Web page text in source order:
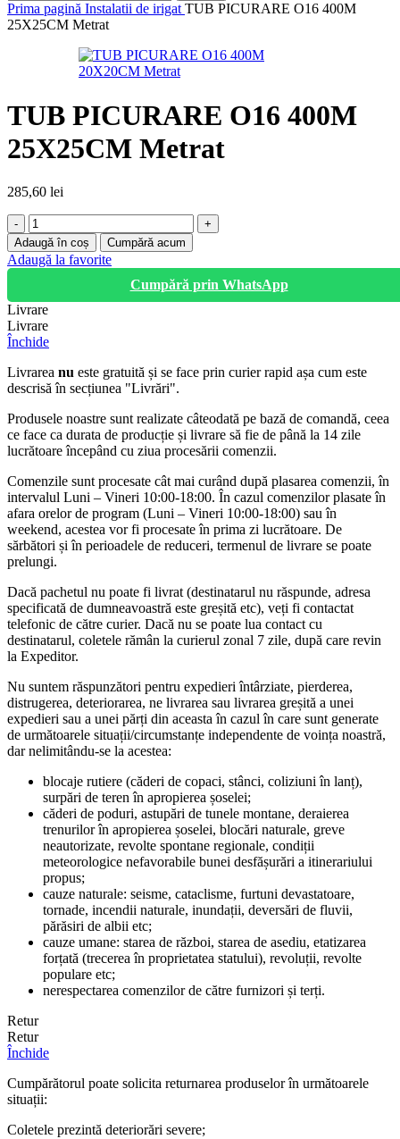
Prima pagină Instalatii de irigat TUB PICURARE O16 400M
25X25CM Metrat
TUB PICURARE O16 400M
25X25CM Metrat
285,60 lei
Cantitate
TUB
PICURARE
O16
25X25CM
Metrat
Adaugă în coș Cumpără acum
Adaugă la favorite
Cumpără prin WhatsApp
Livrare
Livrare
Închide
Livrarea nu este gratuită și se face prin curier rapid așa cum este
descrisă în secțiunea "Livrări".
Produsele noastre sunt realizate câteodată pe bază de comandă, ceea
ce face ca durata de producție și livrare să fie de până la 14 zile
lucrătoare începând cu ziua procesării comenzii.
Comenzile sunt procesate cât mai curând după plasarea comenzii, în
intervalul Luni – Vineri 10:00-18:00. În cazul comenzilor plasate în
afara orelor de program (Luni – Vineri 10:00-18:00) sau în
weekend, acestea vor fi procesate în prima zi lucrătoare. De
sărbători și în perioadele de reduceri, termenul de livrare se poate
prelungi.
Dacă pachetul nu poate fi livrat (destinatarul nu răspunde, adresa
specificată de dumneavoastră este greșită etc), veți fi contactat
telefonic de către curier. Dacă nu se poate lua contact cu
destinatarul, coletele rămân la curierul zonal 7 zile, după care revin
la Expeditor.
Nu suntem răspunzători pentru expedieri întârziate, pierderea,
distrugerea, deteriorarea, ne livrarea sau livrarea greșită a unei
expedieri sau a unei părți din aceasta în cazul în care sunt generate
de următoarele situații/circumstanțe independente de voința noastră,
dar nelimitându-se la acestea:
blocaje rutiere (căderi de copaci, stânci, coliziuni în lanț),
surpări de teren în apropierea șoselei;
căderi de poduri, astupări de tunele montane, deraierea
trenurilor în apropierea șoselei, blocări naturale, greve
neautorizate, revolte spontane regionale, condiții
meteorologice nefavorabile bunei desfășurări a itinerariului
propus;
cauze naturale: seisme, cataclisme, furtuni devastatoare,
tornade, incendii naturale, inundații, deversări de fluvii,
părăsiri de albii etc;
cauze umane: starea de război, starea de asediu, etatizarea
forțată (trecerea în proprietatea statului), revoluții, revolte
populare etc;
nerespectarea comenzilor de către furnizori și terți.
Retur
Retur
Închide
Cumpărătorul poate solicita returnarea produselor în următoarele
situații:
Coletele prezintă deteriorări severe;